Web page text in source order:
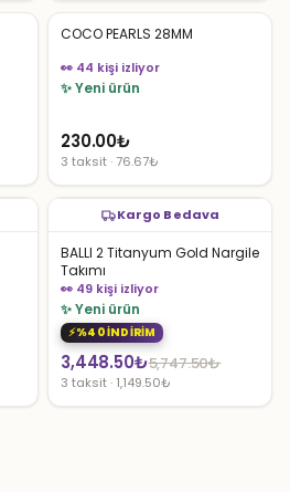
COCO PEARLS 28MM
👀 44 kişi izliyor
✨ Yeni ürün
230.00₺
3 taksit · 76.67₺
Kargo Bedava
BALLI 2 Titanyum Gold Nargile
Takımı
👀 49 kişi izliyor
✨ Yeni ürün
%40 İNDİRİM
5,747.50₺
Orijinal
fiyat:
3,448.50₺
Şu
andaki
3 taksit · 1,149.50₺